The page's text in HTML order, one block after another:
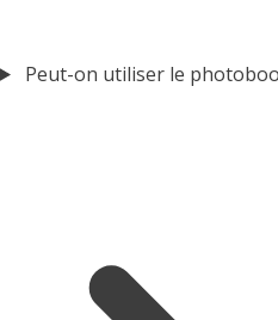
Peut-on utiliser le